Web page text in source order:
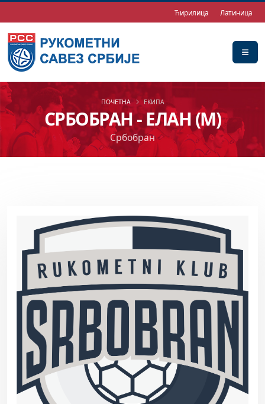
Ћирилица Латиница
СРБОБРАН - ЕЛАН (М)
Србобран
ПОЧЕТНА ЕКИПА